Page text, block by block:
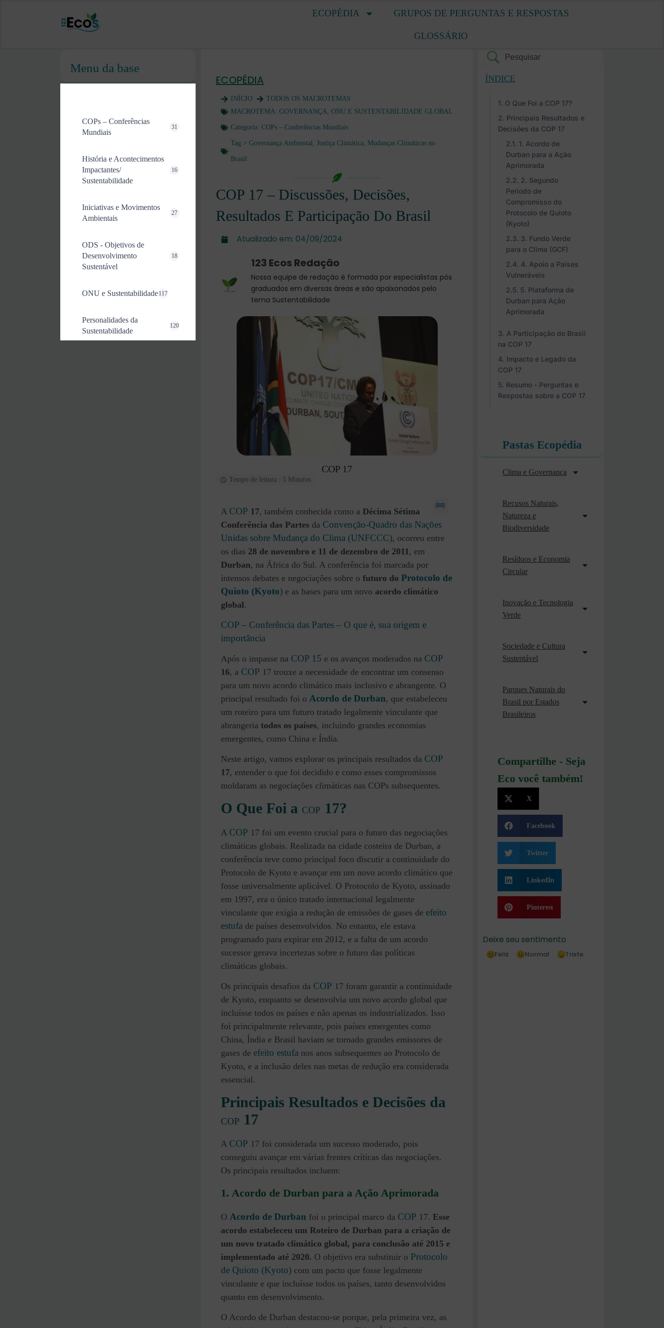
ECOPÉDIA GRUPOS DE PERGUNTAS E RESPOSTAS
GLOSSÁRIO
Menu da base
COPs – Conferências
Mundiais
31
História e Acontecimentos
Impactantes/
Sustentabilidade
16
Iniciativas e Movimentos
Ambientais
27
ODS - Objetivos de
Desenvolvimento
Sustentável
18
ONU e Sustentabilidade117
Personalidades da
Sustentabilidade
120
ECOPÉDIA
INÍCIO
TODOS OS MACROTEMAS
MACROTEMA: GOVERNANÇA, ONU E SUSTENTABILIDADE GLOBAL
Categoria: COPs – Conferências Mundiais
Tag > Governança Ambiental , Justiça Climática, Mudanças Climáticas no
Brasil
COP 17 – Discussões, Decisões,
Resultados E Participação Do Brasil
Atualizado em: 04/09/2024
123 Ecos Redação
Nossa equipe de redação é formada por especialistas pós
graduados em diversas áreas e são apaixonados pelo
tema Sustentabilidade
COP 17
Tempo de leitura : 5 Minutos
A COP 17, também conhecida como a Décima Sétima
Conferência das Partes da Convenção-Quadro das Nações
Unidas sobre Mudança do Clima (UNFCCC), ocorreu entre
os dias 28 de novembro e 11 de dezembro de 2011, em
Durban, na África do Sul. A conferência foi marcada por
intensos debates e negociações sobre o futuro do Protocolo de
Quioto (Kyoto) e as bases para um novo acordo climático
global.
COP – Conferência das Partes – O que é, sua origem e
importância
Após o impasse na COP 15 e os avanços moderados na COP
16, a COP 17 trouxe a necessidade de encontrar um consenso
para um novo acordo climático mais inclusivo e abrangente. O
principal resultado foi o Acordo de Durban, que estabeleceu
um roteiro para um futuro tratado legalmente vinculante que
abrangeria todos os países, incluindo grandes economias
emergentes, como China e Índia.
Neste artigo, vamos explorar os principais resultados da COP
17, entender o que foi decidido e como esses compromissos
moldaram as negociações climáticas nas COPs subsequentes.
O Que Foi a COP 17?
A COP 17 foi um evento crucial para o futuro das negociações
climáticas globais. Realizada na cidade costeira de Durban, a
conferência teve como principal foco discutir a continuidade do
Protocolo de Kyoto e avançar em um novo acordo climático que
fosse universalmente aplicável. O Protocolo de Kyoto, assinado
em 1997, era o único tratado internacional legalmente
vinculante que exigia a redução de emissões de gases de efeito
estufa de países desenvolvidos. No entanto, ele estava
programado para expirar em 2012, e a falta de um acordo
sucessor gerava incertezas sobre o futuro das políticas
climáticas globais.
Os principais desafios da COP 17 foram garantir a continuidade
de Kyoto, enquanto se desenvolvia um novo acordo global que
incluísse todos os países e não apenas os industrializados. Isso
foi principalmente relevante, pois países emergentes como
China, Índia e Brasil haviam se tornado grandes emissores de
gases de efeito estufa nos anos subsequentes ao Protocolo de
Kyoto, e a inclusão deles nas metas de redução era considerada
essencial.
Principais Resultados e Decisões da
COP 17
A COP 17 foi considerada um sucesso moderado, pois
conseguiu avançar em várias frentes críticas das negociações.
Os principais resultados incluem:
1. Acordo de Durban para a Ação Aprimorada
O Acordo de Durban foi o principal marco da COP 17. Esse
acordo estabeleceu um Roteiro de Durban para a criação de
um novo tratado climático global, para conclusão até 2015 e
implementado até 2020. O objetivo era substituir o Protocolo
de Quioto (Kyoto) com um pacto que fosse legalmente
vinculante e que incluísse todos os países, tanto desenvolvidos
quanto em desenvolvimento.
O Acordo de Durban destacou-se porque, pela primeira vez, as
ÍNDICE
O Que Foi a COP 17?
Principais Resultados e
Decisões da COP 17
1. Acordo de
Durban para a Ação
Aprimorada
2. Segundo
Período de
Compromisso do
Protocolo de Quioto
(Kyoto)
3. Fundo Verde
para o Clima (GCF)
4. Apoio a Países
Vulneráveis
5. Plataforma de
Durban para Ação
Aprimorada
A Participação do Brasil
na COP 17
Impacto e Legado da
COP 17
Resumo - Perguntas e
Respostas sobre a COP 17
Pastas Ecopédia
Clima e Governança
Recusos Naturais,
Natureza e
Biodiversidade
Resíduos e Economia
Circular
Inovação e Tecnologia
Verde
Sociedade e Cultura
Sustentável
Parques Naturais do
Brasil por Estados
Brasileiros
Compartilhe - Seja
Eco você também!
X
Facebook
Twitter
LinkedIn
Pinterest
Deixe seu sentimento
Feliz Normal Triste